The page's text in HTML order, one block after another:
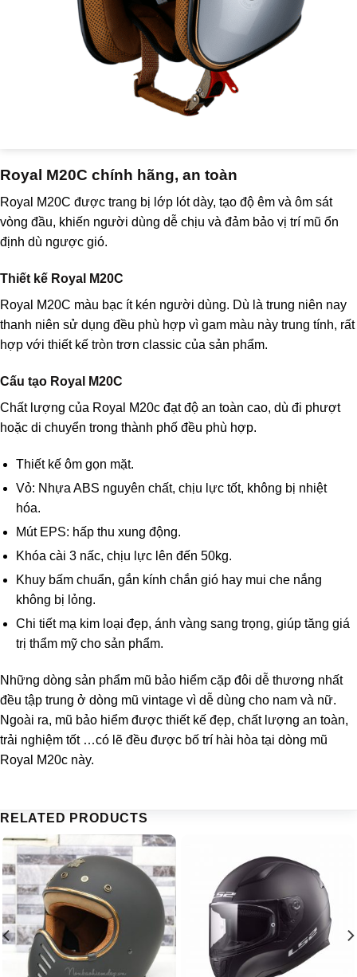
Royal M20C chính hãng, an toàn
Royal M20C được trang bị lớp lót dày, tạo độ êm và ôm sát
vòng đầu, khiến người dùng dễ chịu và đảm bảo vị trí mũ ổn
định dù ngược gió.
Thiết kế Royal M20C
Royal M20C màu bạc ít kén người dùng. Dù là trung niên nay
thanh niên sử dụng đều phù hợp vì gam màu này trung tính, rất
hợp với thiết kế tròn trơn classic của sản phẩm.
Cấu tạo Royal M20C
Chất lượng của Royal M20c đạt độ an toàn cao, dù đi phượt
hoặc di chuyển trong thành phố đều phù hợp.
Thiết kế ôm gọn mặt.
Vỏ: Nhựa ABS nguyên chất, chịu lực tốt, không bị nhiệt
hóa.
Mút EPS: hấp thu xung động.
Khóa cài 3 nấc, chịu lực lên đến 50kg.
Khuy bấm chuẩn, gắn kính chắn gió hay mui che nắng
không bị lỏng.
Chi tiết mạ kim loại đẹp, ánh vàng sang trọng, giúp tăng giá
trị thẩm mỹ cho sản phẩm.
Những dòng sản phẩm mũ bảo hiểm cặp đôi dễ thương nhất
đều tập trung ở dòng mũ vintage vì dễ dùng cho nam và nữ.
Ngoài ra, mũ bảo hiểm được thiết kế đẹp, chất lượng an toàn,
trải nghiệm tốt …có lẽ đều được bố trí hài hòa tại dòng mũ
Royal M20c này.
RELATED PRODUCTS